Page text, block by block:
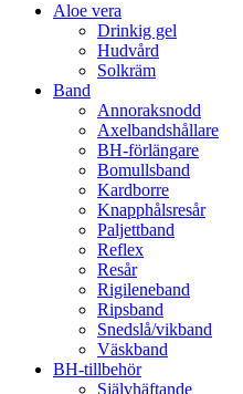
Aloe vera
Drinkig gel
Hudvård
Solkräm
Band
Annoraksnodd
Axelbandshållare
BH-förlängare
Bomullsband
Kardborre
Knapphålsresår
Paljettband
Reflex
Resår
Rigileneband
Ripsband
Snedslå/vikband
Väskband
BH-tillbehör
Självhäftande